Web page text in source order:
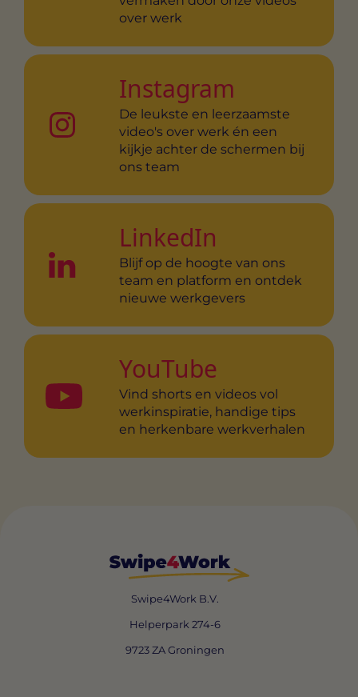
over werk
Instagram
De leukste en leerzaamste
video's over werk én een
kijkje achter de schermen bij
ons team
LinkedIn
Blijf op de hoogte van ons
team en platform en ontdek
nieuwe werkgevers
YouTube
Vind shorts en videos vol
werkinspiratie, handige tips
en herkenbare werkverhalen
Swipe4Work B.V.
Helperpark 274-6
9723 ZA Groningen